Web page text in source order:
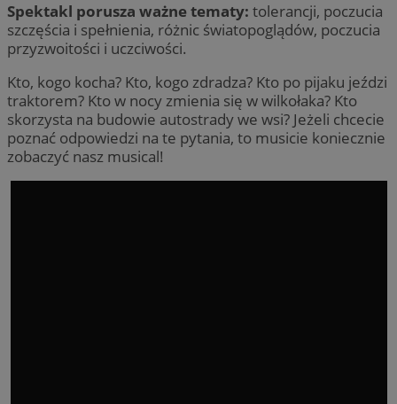
Spektakl porusza ważne tematy: tolerancji, poczucia
szczęścia i spełnienia, różnic światopoglądów, poczucia
przyzwoitości i uczciwości.
Kto, kogo kocha? Kto, kogo zdradza? Kto po pijaku jeździ
traktorem? Kto w nocy zmienia się w wilkołaka? Kto
skorzysta na budowie autostrady we wsi? Jeżeli chcecie
poznać odpowiedzi na te pytania, to musicie koniecznie
zobaczyć nasz musical!